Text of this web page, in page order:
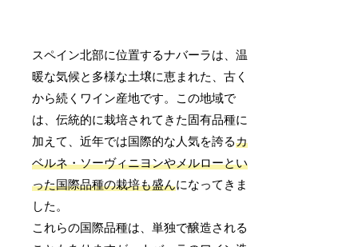
スペイン北部に位置するナバーラは、温
暖な気候と多様な土壌に恵まれた、古く
から続くワイン産地です。この地域で
は、伝統的に栽培されてきた固有品種に
加えて、近年では国際的な人気を誇るカ
ベルネ・ソーヴィニヨンやメルローとい
った国際品種の栽培も盛んになってきま
した。
これらの国際品種は、単独で醸造される